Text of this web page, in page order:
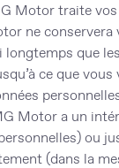
Motor traite
ne conservera
longtemps que
ce que
Motor a un
ou
(dans la